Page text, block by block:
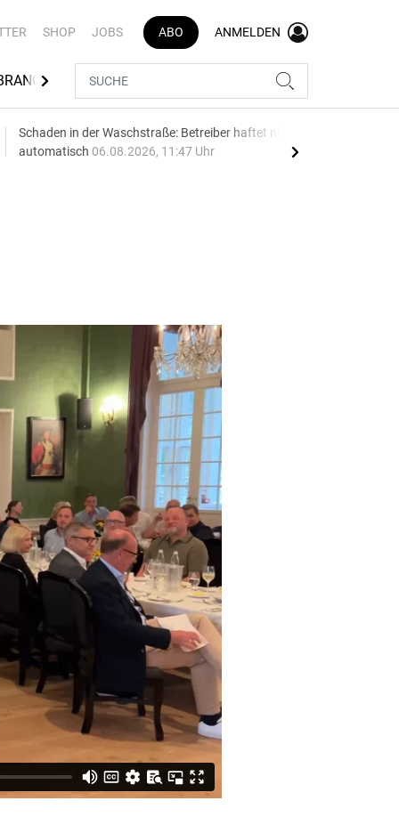
SHOP JOBS ABO ANMELDEN
Schaden in der Waschstraße: Betreiber haftet nicht
automatisch 06.08.2026, 11:47 Uhr